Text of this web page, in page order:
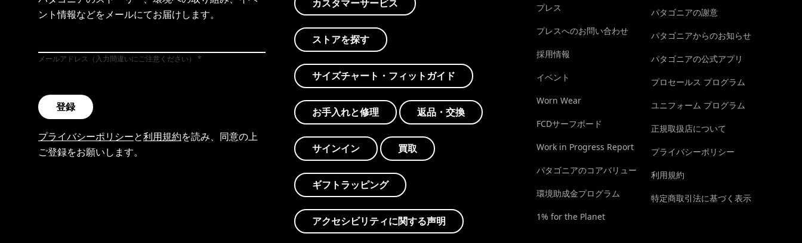
ント情報などをメールにてお届けします。
メールアドレス（入力間違いにご注意ください）
登録
プライバシーポリシーと利用規約を読み、同意の上
ご登録をお願いします。
カスタマーサービス
ストアを探す
サイズチャート・フィットガイド
お手入れと修理 返品・交換
サインイン 買取
ギフトラッピング
アクセシビリティに関する声明
プレス
プレスへのお問い合わせ
採用情報
イベント
Worn Wear
FCDサーフボード
Work in Progress Report
パタゴニアのコアバリュー
環境助成金プログラム
1% for the Planet
パタゴニアの謝意
パタゴニアからのお知らせ
パタゴニアの公式アプリ
プロセールス プログラム
ユニフォーム プログラム
正規取扱店について
プライバシーポリシー
利用規約
特定商取引法に基づく表示